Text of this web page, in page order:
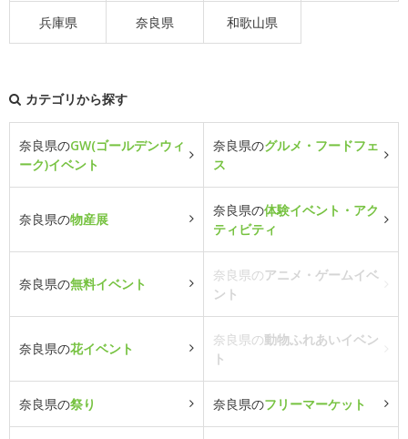
兵庫県 奈良県 和歌山県
カテゴリから探す
奈良県のGW(ゴールデンウィ
ーク)イベント
奈良県のグルメ・フードフェ
ス
奈良県の物産展
奈良県の体験イベント・アク
ティビティ
奈良県の無料イベント
奈良県のアニメ・ゲームイベ
ント
奈良県の花イベント
奈良県の動物ふれあいイベン
ト
奈良県の祭り 奈良県のフリーマーケット